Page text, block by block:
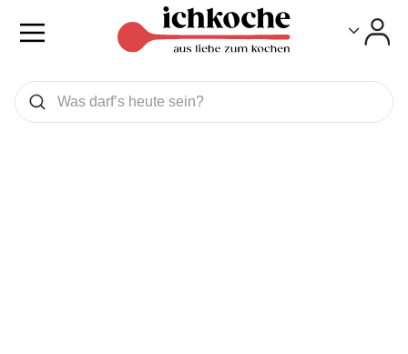
Was wollen Sie suchen
Suchen